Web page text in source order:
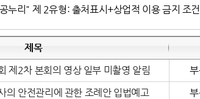
누리" 제 2유형: 출처표시+상업적 이용 금지 조
제목
제2차 본회의 영상 일부 미촬영 알림
의 안전관리에 관한 조례안 입법예고